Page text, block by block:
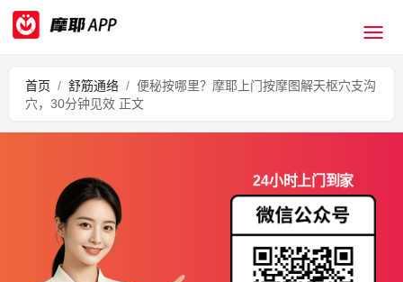
首页 / 舒筋通络 / 便秘按哪里？摩耶上门按摩图解天枢穴支沟
穴，30分钟见效 正文
24小时上门到家